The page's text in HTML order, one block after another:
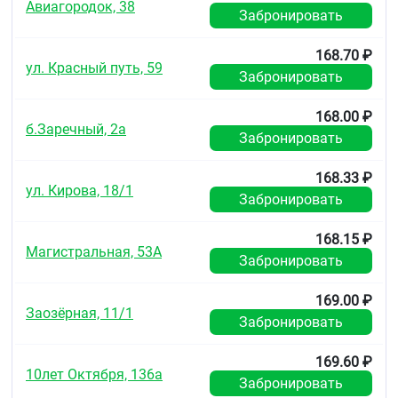
(в том числе, при длительной иммобилизации
в результате обширного хирургического
Противопоказания
вспомогательным веществам в составе
препарата и другим НПВП
эрозивно-язвенные поражения, желудочно-
желудочно-кишечное кровотечение
геморрагический диатез
сочетание бронхиальной астмы,
рецидивирующего полипоза носа и
сочетанное применение с метотрексатом в
дозе 15 мг в неделю и более
беременность (I и III триместр) и период
возраст до 18 лет
выраженная почечная недостаточность
Авиагородок, 38
Забронировать
ул. Красный путь, 59
168.70 ₽
Забронировать
б.Заречный, 2а
168.00 ₽
Забронировать
ул. Кирова, 18/1
168.33 ₽
Забронировать
Магистральная, 53А
168.15 ₽
Забронировать
Заозёрная, 11/1
169.00 ₽
Забронировать
10лет Октября, 136а
169.60 ₽
Забронировать